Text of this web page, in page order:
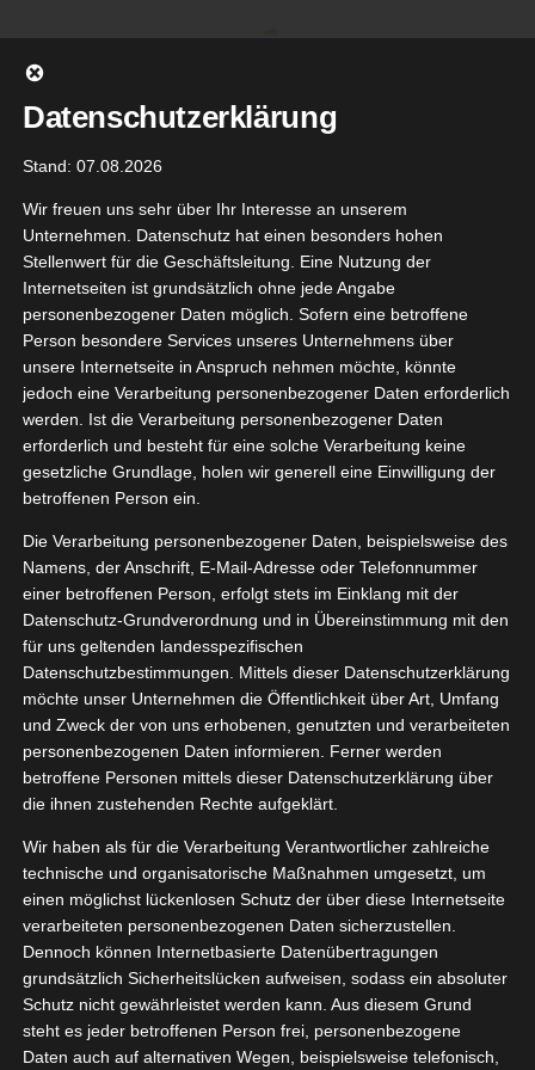
springen
Gehe zu ...
05, 2025
Düfte
Lifestyle Pflege
Lattafa Khamrah Parfum
Mai 19, 2025 | Bad ,Beauty,Düfte,Lattafa,Lifestyle, Pflege,
Produktvorstellungen
Datenschutzerklärung
Stand: 07.08.2026
Wir freuen uns sehr über Ihr Interesse an unserem
Unternehmen. Datenschutz hat einen besonders hohen
Stellenwert für die Geschäftsleitung. Eine Nutzung der
Internetseiten ist grundsätzlich ohne jede Angabe
personenbezogener Daten möglich. Sofern eine betroffene
Person besondere Services unseres Unternehmens über
unsere Internetseite in Anspruch nehmen möchte, könnte
jedoch eine Verarbeitung personenbezogener Daten erforderlich
werden. Ist die Verarbeitung personenbezogener Daten
erforderlich und besteht für eine solche Verarbeitung keine
gesetzliche Grundlage, holen wir generell eine Einwilligung der
betroffenen Person ein.
Die Verarbeitung personenbezogener Daten, beispielsweise des
Namens, der Anschrift, E-Mail-Adresse oder Telefonnummer
einer betroffenen Person, erfolgt stets im Einklang mit der
Datenschutz-Grundverordnung und in Übereinstimmung mit den
für uns geltenden landesspezifischen
Datenschutzbestimmungen. Mittels dieser Datenschutzerklärung
möchte unser Unternehmen die Öffentlichkeit über Art, Umfang
und Zweck der von uns erhobenen, genutzten und verarbeiteten
personenbezogenen Daten informieren. Ferner werden
betroffene Personen mittels dieser Datenschutzerklärung über
die ihnen zustehenden Rechte aufgeklärt.
Wir haben als für die Verarbeitung Verantwortlicher zahlreiche
technische und organisatorische Maßnahmen umgesetzt, um
einen möglichst lückenlosen Schutz der über diese Internetseite
verarbeiteten personenbezogenen Daten sicherzustellen.
Dennoch können Internetbasierte Datenübertragungen
grundsätzlich Sicherheitslücken aufweisen, sodass ein absoluter
Schutz nicht gewährleistet werden kann. Aus diesem Grund
steht es jeder betroffenen Person frei, personenbezogene
Daten auch auf alternativen Wegen, beispielsweise telefonisch,